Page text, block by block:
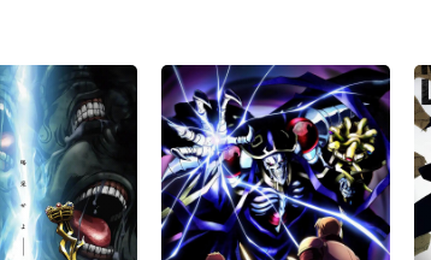
&amp;nbsp;
&amp;nbsp; &a
&amp;
&amp;
有人的身边也陆续聚集了转生
前的美女上司（比他年纪还
小）、充满谜团的亚人佣兵少
女、身怀隐情的高等美